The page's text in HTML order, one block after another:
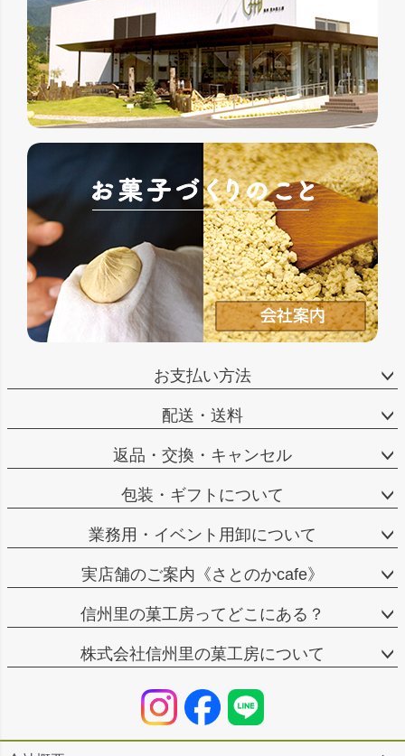
お支払い方法
配送・送料
返品・交換・キャンセル
包装・ギフトについて
業務用・イベント用卸について
実店舗のご案内《さとのかcafe》
信州里の菓工房ってどこにある？
株式会社信州里の菓工房について